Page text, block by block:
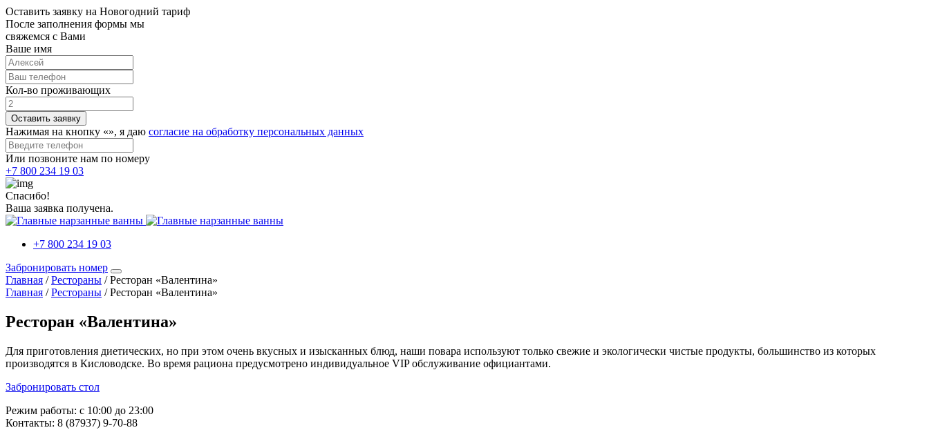
Оставить заявку на Новогодний тариф
После заполнения формы мы
свяжемся с Вами
Ваше имя
Кол-во проживающих
Оставить заявку
Нажимая на кнопку «», я даю согласие на обработку персональных данных
Или позвоните нам по номеру
+7 800 234 19 03
Спасибо!
Ваша заявка получена.
+7 800 234 19 03
Забронировать номер
Главная / Рестораны / Ресторан «Валентина»
Главная / Рестораны / Ресторан «Валентина»
Ресторан «Валентина»
Для приготовления диетических, но при этом очень вкусных и изысканных блюд, наши повара используют только свежие и экологически чистые продукты, большинство из которых
производятся в Кисловодске. Во время рациона предусмотрено индивидуальное VIP обслуживание официантами.
Забронировать стол
Режим работы: с 10:00 до 23:00
Контакты: 8 (87937) 9-70-88